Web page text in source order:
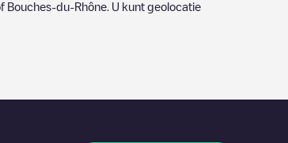
Bouches-du-Rhône . U kunt geolocatie